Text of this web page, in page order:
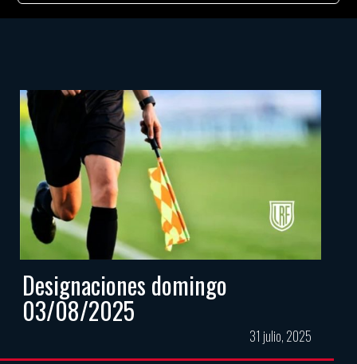
Designaciones domingo
03/08/2025
31 julio, 2025